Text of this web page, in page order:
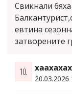
Свикнали
евтина
затворените
10.
20.03.2026